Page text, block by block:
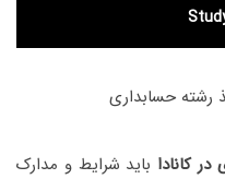
رشته حسابداری
کانادا باید شرایط و مدارک